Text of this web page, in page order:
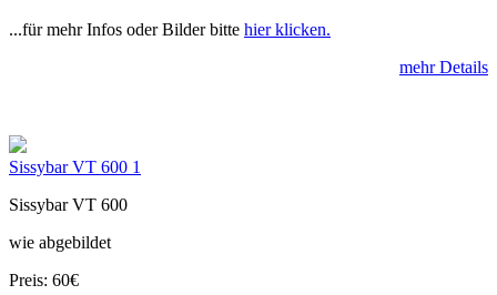
...für mehr Infos oder Bilder bitte hier klicken.
mehr Details
Sissybar VT 600 1
Sissybar VT 600
wie abgebildet
Preis: 60€